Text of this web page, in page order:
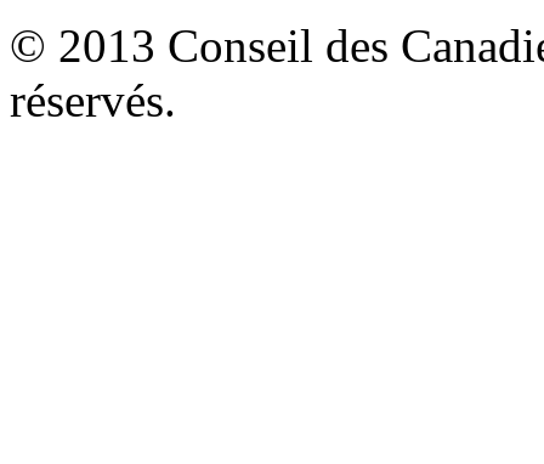
© 2013 Conseil des
réservés.